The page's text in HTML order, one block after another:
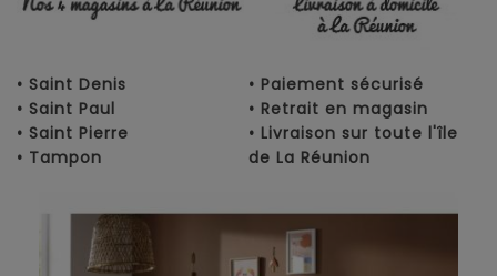
• Saint Denis
• Saint Paul
• Saint Pierre
• Tampon
• Paiement sécurisé
• Retrait en magasin
• Livraison sur toute l'île
de La Réunion